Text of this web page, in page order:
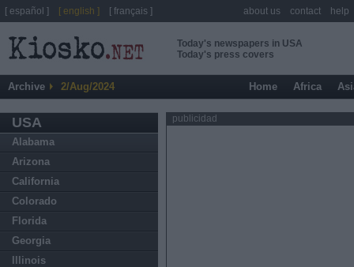
Today's newspapers in USA
Today's press covers
Archive 2/Aug/2024 Home Africa
USA
Alabama
Arizona
California
Colorado
Florida
Georgia
Illinois
publicidad
[ español ] [ english ] [ français ] about us contact help